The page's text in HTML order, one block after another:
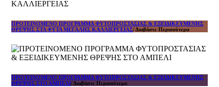
ΠΡΟΤΕΙΝΟΜΕΝΟ ΠΡΟΓΡΑΜΜΑ ΦΥΤΟΠΡΟΣΤΑΣΙΑΣ & ΕΞΕΙΔΙΚΕΥΜΕΝΗΣ
ΘΡΕΨΗΣ ΣΤΑ ΦΥΤΑ ΜΕΓΑΛΗΣ ΚΑΛΛΙΕΡΓΕΙΑΣ/ Διαβάστε Περισσότερα
ΠΡΟΤΕΙΝΟΜΕΝΟ ΠΡΟΓΡΑΜΜΑ ΦΥΤΟΠΡΟΣΤΑΣΙΑΣ & ΕΞΕΙΔΙΚΕΥΜΕΝΗΣ
ΘΡΕΨΗΣ ΣΤΟ ΑΜΠΕΛΙ/ Διαβάστε Περισσότερα